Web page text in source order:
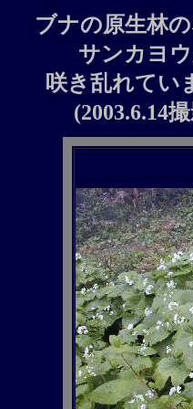
ブナの原生林
サンカヨ
咲き乱れてい
(2003.6.14